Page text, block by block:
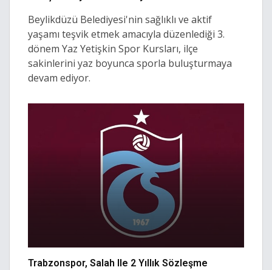
Beylikdüzü Belediyesi'nin sağlıklı ve aktif
yaşamı teşvik etmek amacıyla düzenlediği 3.
dönem Yaz Yetişkin Spor Kursları, ilçe
sakinlerini yaz boyunca sporla buluşturmaya
devam ediyor.
Trabzonspor, Salah Ile 2 Yıllık Sözleşme